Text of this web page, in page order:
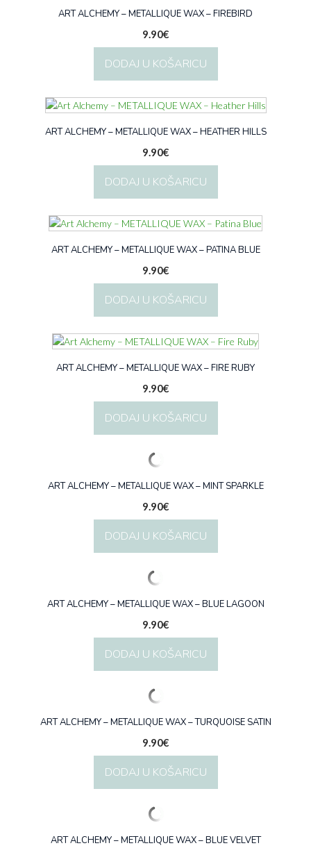
ART ALCHEMY – METALLIQUE WAX – FIREBIRD
9.90€
DODAJ U KOŠARICU
ART ALCHEMY – METALLIQUE WAX – HEATHER HILLS
9.90€
DODAJ U KOŠARICU
ART ALCHEMY – METALLIQUE WAX – PATINA BLUE
9.90€
DODAJ U KOŠARICU
ART ALCHEMY – METALLIQUE WAX – FIRE RUBY
9.90€
DODAJ U KOŠARICU
ART ALCHEMY – METALLIQUE WAX – MINT SPARKLE
9.90€
DODAJ U KOŠARICU
ART ALCHEMY – METALLIQUE WAX – BLUE LAGOON
9.90€
DODAJ U KOŠARICU
ART ALCHEMY – METALLIQUE WAX – TURQUOISE SATIN
9.90€
DODAJ U KOŠARICU
ART ALCHEMY – METALLIQUE WAX – BLUE VELVET